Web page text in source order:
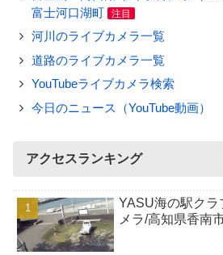
富士河口湖町
注目
河川のライブカメラ一覧
道路のライブカメラ一覧
YouTubeライブカメラ検索
今日のニュース（YouTube動画）
アクセスランキング
YASU海の駅クラ
メラ/高知県香南